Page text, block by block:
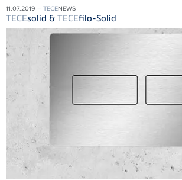
11.07.2019 – TECENEWS
TECEsolid & TECEfilo-Solid